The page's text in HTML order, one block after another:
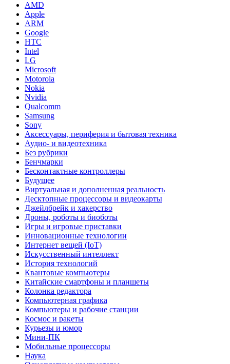
AMD
Apple
ARM
Google
HTC
Intel
LG
Microsoft
Motorola
Nokia
Nvidia
Qualcomm
Samsung
Sony
Аксессуары, периферия и бытовая техника
Аудио- и видеотехника
Без рубрики
Бенчмарки
Бесконтактные контроллеры
Будущее
Виртуальная и дополненная реальность
Десктопные процессоры и видеокарты
Джейлбрейк и хакерство
Дроны, роботы и биоботы
Игры и игровые приставки
Инновационные технологии
Интернет вещей (IoT)
Искусственный интеллект
История технологий
Квантовые компьютеры
Китайские смартфоны и планшеты
Колонка редактора
Компьютерная графика
Компьютеры и рабочие станции
Космос и ракеты
Курьезы и юмор
Мини-ПК
Мобильные процессоры
Наука